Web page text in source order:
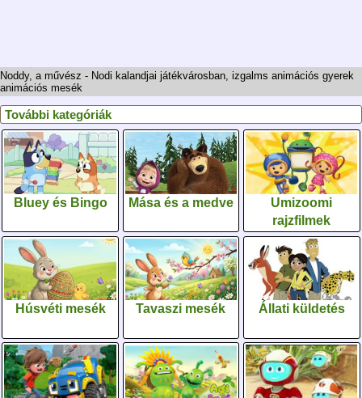
Noddy, a művész - Nodi kalandjai játékvárosban, izgalms animációs gyerek
animációs mesék
További kategóriák
Bluey és Bingo Mása és a medve
Umizoomi
rajzfilmek
Húsvéti mesék Tavaszi mesék Állati küldetés